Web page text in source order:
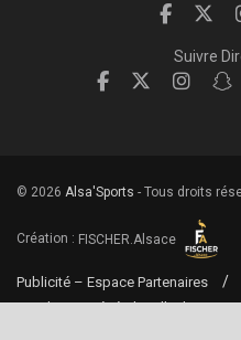
Suivre
© 2026 Alsa'Sports - Tous droits
Création : FISCHER.Alsace
Publicité – Espace Partenaires
Conditions générales d’utilisation